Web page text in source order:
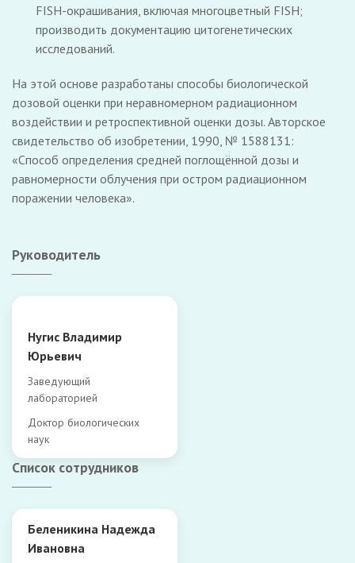
FISH-окрашивания, включая многоцветный FISH;
производить документацию цитогенетических
исследований.
На этой основе разработаны способы биологической
дозовой оценки при неравномерном радиационном
воздействии и ретроспективной оценки дозы. Авторское
свидетельство об изобретении, 1990, № 1588131:
«Способ определения средней поглощённой дозы и
равномерности облучения при остром радиационном
поражении человека».
Руководитель
Нугис Владимир
Юрьевич
Заведующий
лабораторией
Доктор биологических
наук
Список сотрудников
Беленикина Надежда
Ивановна